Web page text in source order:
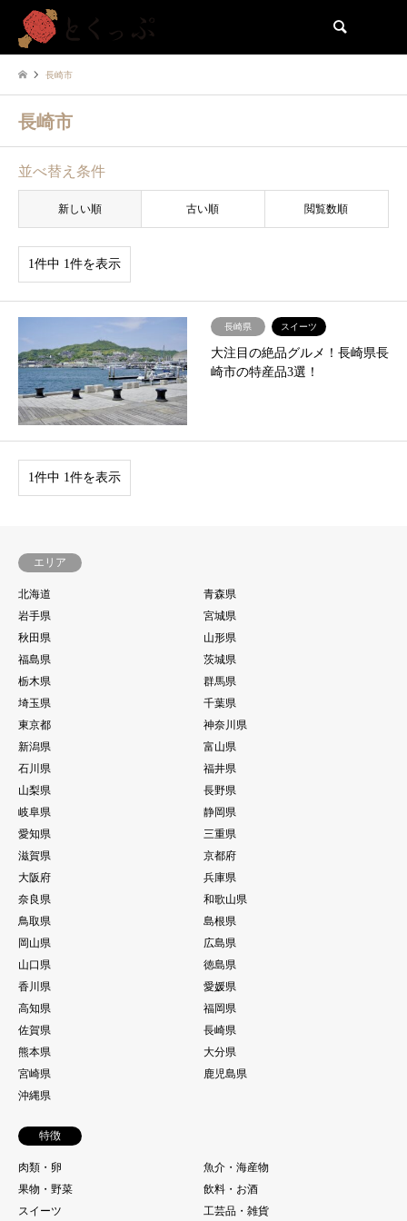
長崎市
長崎市
並べ替え条件
新しい順 古い順 閲覧数順
1件中 1件を表示
長崎県 スイーツ
大注目の絶品グルメ！長崎県長
崎市の特産品3選！
1件中 1件を表示
エリア
北海道
青森県
岩手県
宮城県
秋田県
山形県
福島県
茨城県
栃木県
群馬県
埼玉県
千葉県
東京都
神奈川県
新潟県
富山県
石川県
福井県
山梨県
長野県
岐阜県
静岡県
愛知県
三重県
滋賀県
京都府
大阪府
兵庫県
奈良県
和歌山県
鳥取県
島根県
岡山県
広島県
山口県
徳島県
香川県
愛媛県
高知県
福岡県
佐賀県
長崎県
熊本県
大分県
宮崎県
鹿児島県
沖縄県
特徴
肉類・卵
魚介・海産物
果物・野菜
飲料・お酒
スイーツ
工芸品・雑貨